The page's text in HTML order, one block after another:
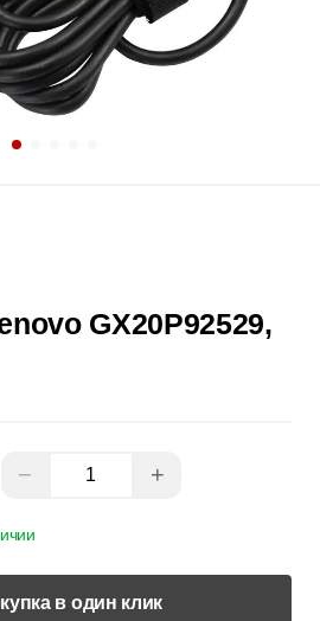
GX20P92529,
− +
в один клик